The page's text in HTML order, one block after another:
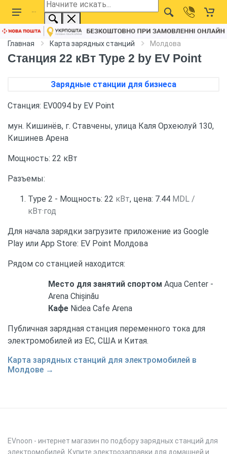
Главная Карта зарядных станций Молдова
Станция 22 кВт Type 2 by EV Point
Зарядные станции для бизнеса
Станция: EV0094 by EV Point
мун. Кишинёв, г. Ставчены, улица Каля Орхеюлуй 130,
Кишинев Арена
Мощность: 22 кВт
Разъемы:
Type 2 - Мощность: 22 кВт, цена: 7.44 MDL /
кВт·год
Для начала зарядки загрузите приложение из Google
Play или App Store: EV Point Молдова
Рядом со станцией находится:
Место для занятий спортом Aqua Center -
Arena Chișinău
Кафе Nidea Cafe Arena
Публичная зарядная станция переменного тока для
электромобилей из ЕС, США и Китая.
Карта зарядных станций для электромобилей в
Молдове →
EVnoon - интернет магазин по подбору зарядных станций для
электромобилей. Купите электрозаправки для домашней и